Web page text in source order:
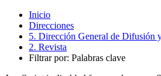
Inicio
Direcciones
5. Dirección General de Difusión
2. Revista
Filtrar por: Palabras clave